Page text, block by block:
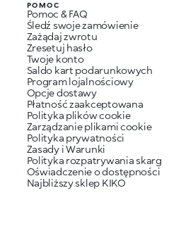
POMOC
Pomoc & FAQ
Śledź swoje zamówienie
Zażądaj zwrotu
Zresetuj hasło
Twoje konto
Saldo kart podarunkowych
Program lojalnościowy
Opcje dostawy
Płatność zaakceptowana
Polityka plików cookie
Zarządzanie plikami cookie
Polityka prywatności
Zasady i Warunki
Polityka rozpatrywania skarg
Oświadczenie o dostępności
Najbliższy sklep KIKO